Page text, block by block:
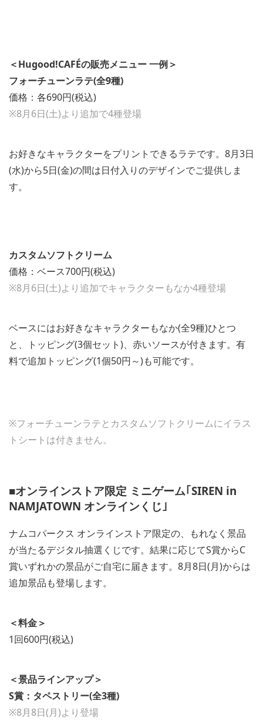
＜Hugood!CAFÉの販売メニュー 一例＞
フォーチューンラテ(全9種)
価格：各690円(税込)
※8月6日(土)より追加で4種登場
お好きなキャラクターをプリントできるラテです。8月3日
(水)から5日(金)の間は日付入りのデザインでご提供しま
す。
カスタムソフトクリーム
価格：ベース700円(税込)
※8月6日(土)より追加でキャラクターもなか4種登場
ベースにはお好きなキャラクターもなか(全9種)ひとつ
と、トッピング(3個セット)、赤いソースが付きます。有
料で追加トッピング(1個50円～)も可能です。
※フォーチューンラテとカスタムソフトクリームにイラス
トシートは付きません。
■オンラインストア限定 ミニゲーム｢SIREN in
NAMJATOWN オンラインくじ｣
ナムコパークス オンラインストア限定の、もれなく景品
が当たるデジタル抽選くじです。結果に応じてS賞からC
賞いずれかの景品がご自宅に届きます。8月8日(月)からは
追加景品も登場します。
＜料金＞
1回600円(税込)
＜景品ラインアップ＞
S賞：タペストリー(全3種)
※8月8日(月)より登場